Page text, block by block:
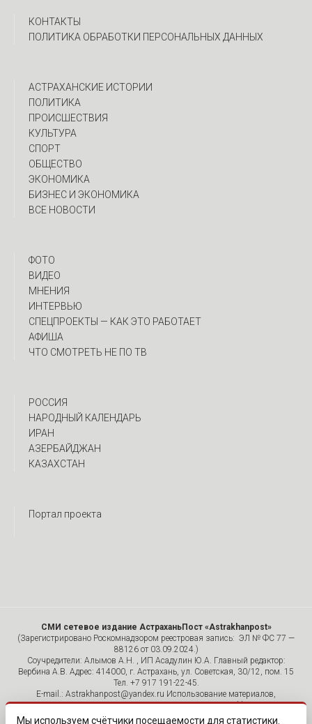
КОНТАКТЫ
ПОЛИТИКА ОБРАБОТКИ ПЕРСОНАЛЬНЫХ ДАННЫХ
АСТРАХАНСКИЕ ИСТОРИИ
ПОЛИТИКА
ПРОИСШЕСТВИЯ
КУЛЬТУРА
СПОРТ
ОБЩЕСТВО
ЭКОНОМИКА
БИЗНЕС И ЭКОНОМИКА
ВСЕ НОВОСТИ
ФОТО
ВИДЕО
МНЕНИЯ
ИНТЕРВЬЮ
CПЕЦПРОЕКТЫ — КАК ЭТО РАБОТАЕТ
АФИША
ЧТО СМОТРЕТЬ НЕ ПО ТВ
РОССИЯ
НАРОДНЫЙ КАЛЕНДАРЬ
ИРАН
АЗЕРБАЙДЖАН
КАЗАХСТАН
Портал проекта
СМИ сетевое издание АстраханьПост «Astrakhanpost»
(Зарегистрировано Роскомнадзором реестровая запись: ЭЛ № ФС 77 —
88126 от 03.09.2024.)
Соучредители: Алымов А.Н. , ИП Асадулин Ю.А. Главный редактор:
Вербина А.В. Адрес: 414000, г. Астрахань, ул. Советская, 30/12, пом. 15
Тел. +7 917 191-22-45.
E-mail.: Astrakhanpost@yandex.ru Использование материалов,
размещенных на страницах сетевого издания «Astrakhanpost»,
допускается исключительно с указанием источника и публикацией
Мы используем счётчики посещаемости для статистики.